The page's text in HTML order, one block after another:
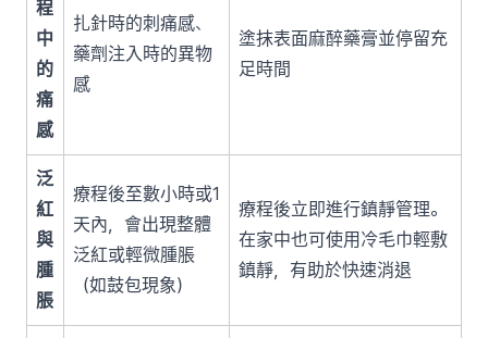
程
中
的
痛
感
扎針時的刺痛感、
藥劑注入時的異物
感
塗抹表面麻醉藥膏並停留充
足時間
泛
紅
與
腫
脹
療程後至數小時或1
天內，會出現整體
泛紅或輕微腫脹
（如鼓包現象）
療程後立即進行鎮靜管理。
在家中也可使用冷毛巾輕敷
鎮靜，有助於快速消退